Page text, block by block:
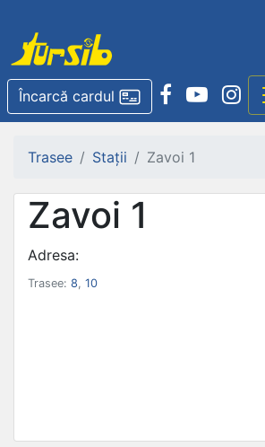
Încarcă cardul
Trasee Stații Zavoi 1
Zavoi 1
Adresa:
Trasee: 8, 10